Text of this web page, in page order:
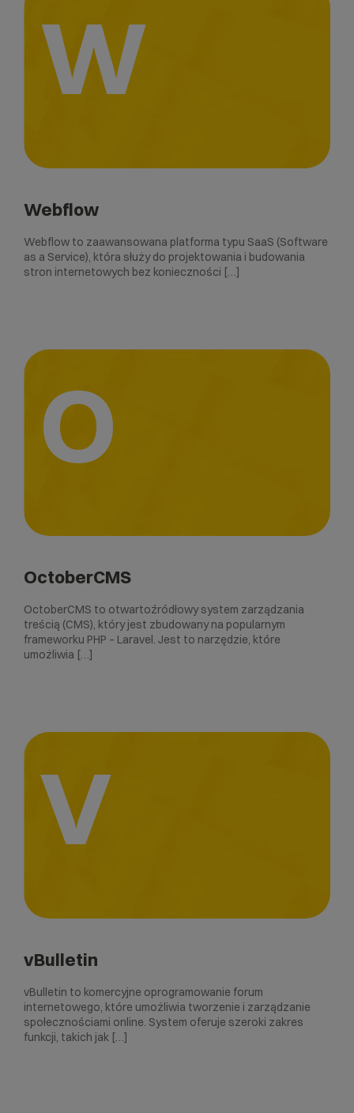
W
Webflow
Webflow to zaawansowana platforma typu SaaS (Software
as a Service), która służy do projektowania i budowania
stron internetowych bez konieczności […]
O
OctoberCMS
OctoberCMS to otwartoźródłowy system zarządzania
treścią (CMS), który jest zbudowany na popularnym
frameworku PHP – Laravel. Jest to narzędzie, które
umożliwia […]
V
vBulletin
vBulletin to komercyjne oprogramowanie forum
internetowego, które umożliwia tworzenie i zarządzanie
społecznościami online. System oferuje szeroki zakres
funkcji, takich jak […]